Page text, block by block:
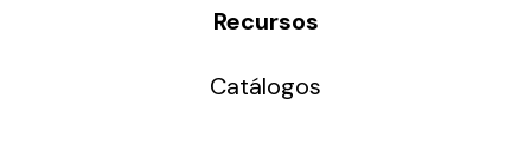
Recursos
Catálogos